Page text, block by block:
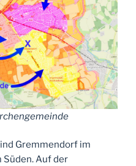
Gremmendorf im
Süden. Auf der